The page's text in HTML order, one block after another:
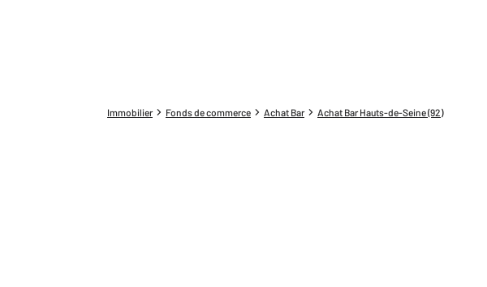
Immobilier Fonds de commerce Achat Bar Achat Bar Hauts-de-Seine (92)